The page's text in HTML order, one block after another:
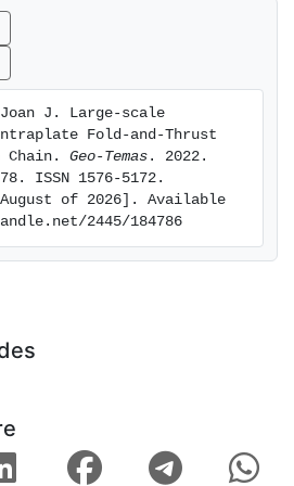
thrust is located at a depth of
Joan J. Large-scale
Fold-and-Thrust
Chain. Geo-Temas . 2022.
ISSN 1576-5172.
of 2026]. Available
2445/184786